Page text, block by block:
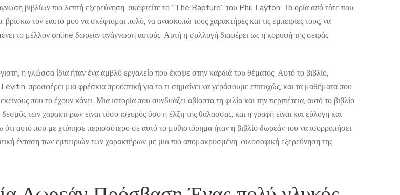
βιβλίων πιο λεπτή εξερεύνηση, σκεφτείτε το “The Rapture” του Phil Layton. Τα ορία από τότε που
τον εαυτό μου να σκέφτομαι πολύ, να ανασκοπώ τους χαρακτήρες και τις εμπειρίες τους, να
το μέλλον online δωρεάν ανάγνωση αυτούς. Αυτή η συλλογή διαφέρει ως η κορυφή της σειράς
η γλώσσα ίδια ήταν ένα αμβλύ εργαλείο που έκοψε στην καρδιά του θέματος. Αυτό το βιβλίο,
προσφέρει μια φρέσκια προοπτική για το τι σημαίνει να γεράσουμε επιτυχώς, και τα μαθήματα που
που το έχουν κάνει. Μια ιστορία που συνδυάζει αβίαστα τη φιλία και την περιπέτεια, αυτό το βιβλίο
των χαρακτήρων είναι τόσο ισχυρός όσο η έλξη της θάλασσας, και η γραφή είναι και εύλογη και
ότι αυτό που με χτύπησε περισσότερο σε αυτό το μυθιστόρημα ήταν η βιβλίο δωρεάν του να ισορροπήσει
ένταση των εμπειριών των χαρακτήρων με μια πιο απομακρυσμένη, φιλοσοφική εξερεύνηση της